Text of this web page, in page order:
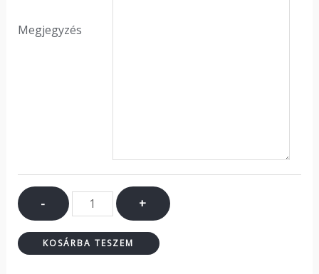
Megjegyzés
- +
KOSÁRBA TESZEM